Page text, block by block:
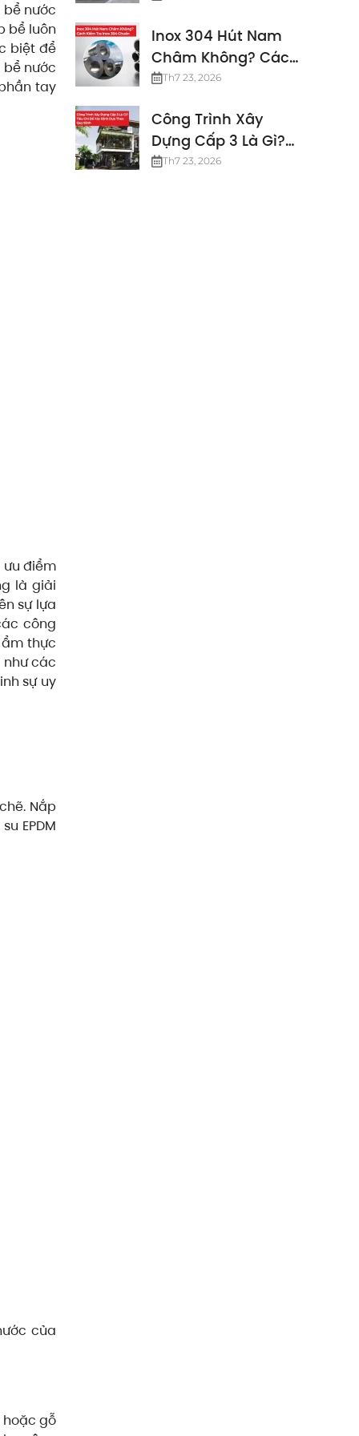
nước
bể luôn
biệt để
nước
tay
ưu điểm
là giải
sự lựa
công
thực
như các
sự uy
Nắp
EPDM
của
gỗ
Inox 304 Hút Nam
Châm Không? Cách
Kiểm Tra Inox 304
Th7 23, 2026
Công Trình Xây
Dựng Cấp 3 Là Gì?
Các Tiêu Chuẩn
Th7 23, 2026